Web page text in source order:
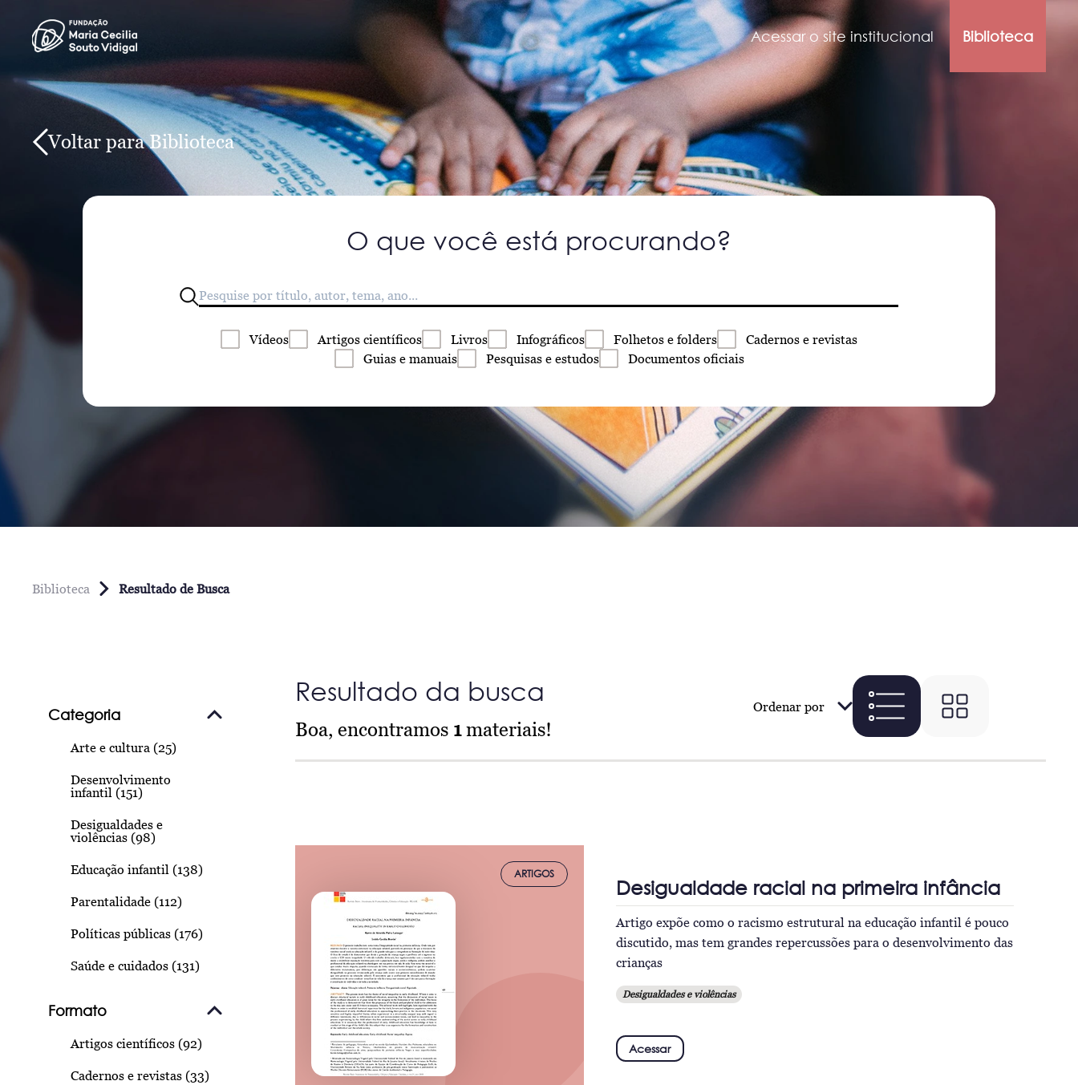
Acessar o site institucional Biblioteca
Voltar para Biblioteca
O que você está procurando?
Vídeos Artigos científicos Livros Infográficos Folhetos e folders Cadernos e revistas
Guias e manuais Pesquisas e estudos Documentos oficiais
Biblioteca Resultado de Busca
Categoria
Arte e cultura (25)
Desenvolvimento
infantil (151)
Desigualdades e
violências (98)
Educação infantil (138)
Parentalidade (112)
Políticas públicas (176)
Saúde e cuidados (131)
Formato
Artigos científicos (92)
Cadernos e revistas (33)
Resultado da busca
Boa, encontramos 1materiais!
Ordenar por
ARTIGOS
Desigualdade racial na primeira infância
Artigo expõe como o racismo estrutural na educação infantil é pouco
discutido, mas tem grandes repercussões para o desenvolvimento das
crianças
Desigualdades e violências
Acessar